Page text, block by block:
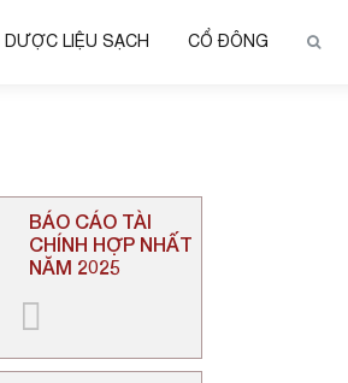
DƯỢC LIỆU SẠCH CỔ ĐÔNG
BÁO CÁO TÀI
CHÍNH HỢP NHẤT
NĂM 2025